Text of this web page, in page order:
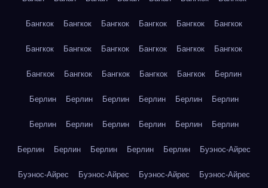
Бангкок Бангкок Бангкок Бангкок Бангкок Бангкок
Бангкок Бангкок Бангкок Бангкок Бангкок Бангкок
Бангкок Бангкок Бангкок Бангкок Бангкок Берлин
Берлин Берлин Берлин Берлин Берлин Берлин
Берлин Берлин Берлин Берлин Берлин Берлин
Берлин Берлин Берлин Берлин Берлин Буэнос-Айрес
Буэнос-Айрес Буэнос-Айрес Буэнос-Айрес Буэнос-Айрес